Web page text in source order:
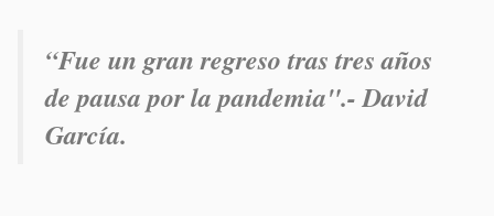
“Fue un gran regreso tras tres años
de pausa por la pandemia".- David
García.